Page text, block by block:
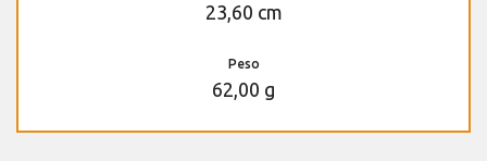
23,60 cm
Peso
62,00 g